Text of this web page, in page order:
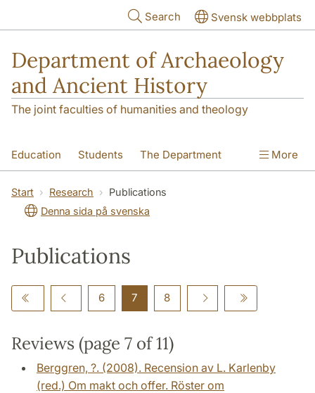
Search Svensk webbplats
Department of Archaeology
and Ancient History
The joint faculties of humanities and theology
Education Students The Department
Research Contact
More
Start Research
Publications
Denna sida på svenska
Publications
6 7 8
Reviews (page 7 of 11)
Berggren, ?. (2008). Recension av L. Karlenby
(red.) Om makt och offer. Röster om